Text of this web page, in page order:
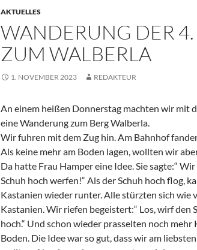
AKTUELLES
WANDERUNG DER 4.
ZUM WALBERLA
1. NOVEMBER 2023 REDAKTEUR
An einem heißen Donnerstag machten wir mit
eine Wanderung zum Berg Walberla.
Wir fuhren mit dem Zug hin. Am Bahnhof
Als keine mehr am Boden lagen, wollten wir
Da hatte Frau Hamper eine Idee. Sie sagte:“
Schuh hoch werfen!“ Als der Schuh hoch flog,
Kastanien wieder runter. Alle stürzten sich wie
Kastanien. Wir riefen begeistert:“ Los, wirf den
hoch.“ Und schon wieder prasselten noch mehr
Boden. Die Idee war so gut, dass wir am